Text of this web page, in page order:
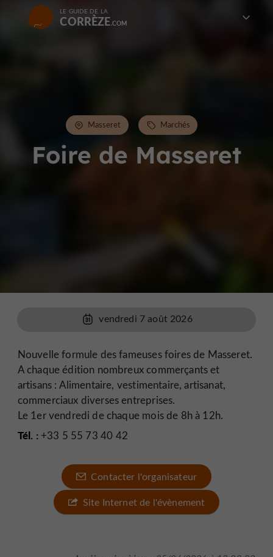
LE GUIDE DE LA
CORRÈZE
Foire de Masseret
Masseret Marchés
vendredi 7 août 2026
Nouvelle formule des fameuses foires de Masseret.
A chaque édition nombreux commerçants et
artisans : Alimentaire, vestimentaire, artisanat,
commerciaux diverses entreprises.
Le 1er vendredi de chaque mois de 8h à 12h.
Tél. :+33 5 55 73 40 42
Contacter l'organisateur
Site Internet de l'évènement